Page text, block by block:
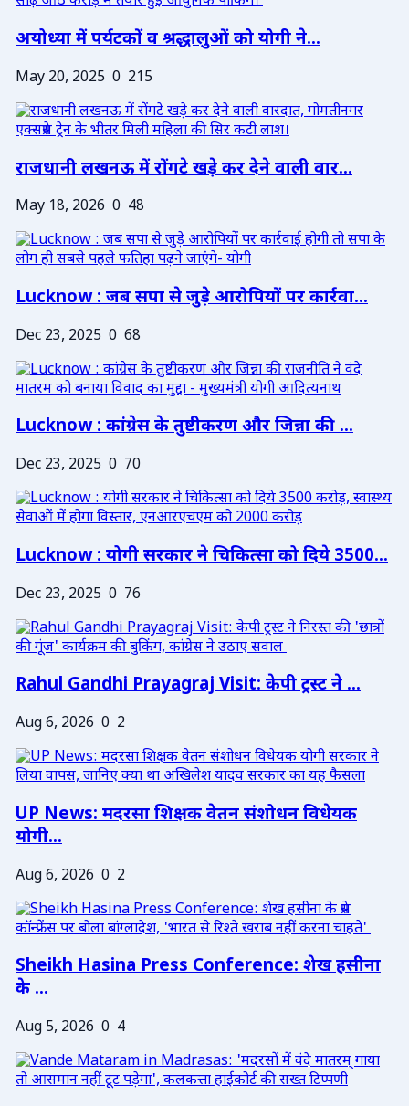
अयोध्या में पर्यटकों व श्रद्धालुओं को योगी ने...
May 20, 2025 0 215
राजधानी लखनऊ में रोंगटे खड़े कर देने वाली वार...
May 18, 2026 0 48
Lucknow : जब सपा से जुड़े आरोपियों पर कार्रवा...
Dec 23, 2025 0 68
Lucknow : कांग्रेस के तुष्टीकरण और जिन्ना की ...
Dec 23, 2025 0 70
Lucknow : योगी सरकार ने चिकित्सा को दिये 3500...
Dec 23, 2025 0 76
Rahul Gandhi Prayagraj Visit: केपी ट्रस्ट ने ...
Aug 6, 2026 0 2
UP News: मदरसा शिक्षक वेतन संशोधन विधेयक
योगी...
Aug 6, 2026 0 2
Sheikh Hasina Press Conference: शेख हसीना
के ...
Aug 5, 2026 0 4